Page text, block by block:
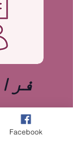
Facebook